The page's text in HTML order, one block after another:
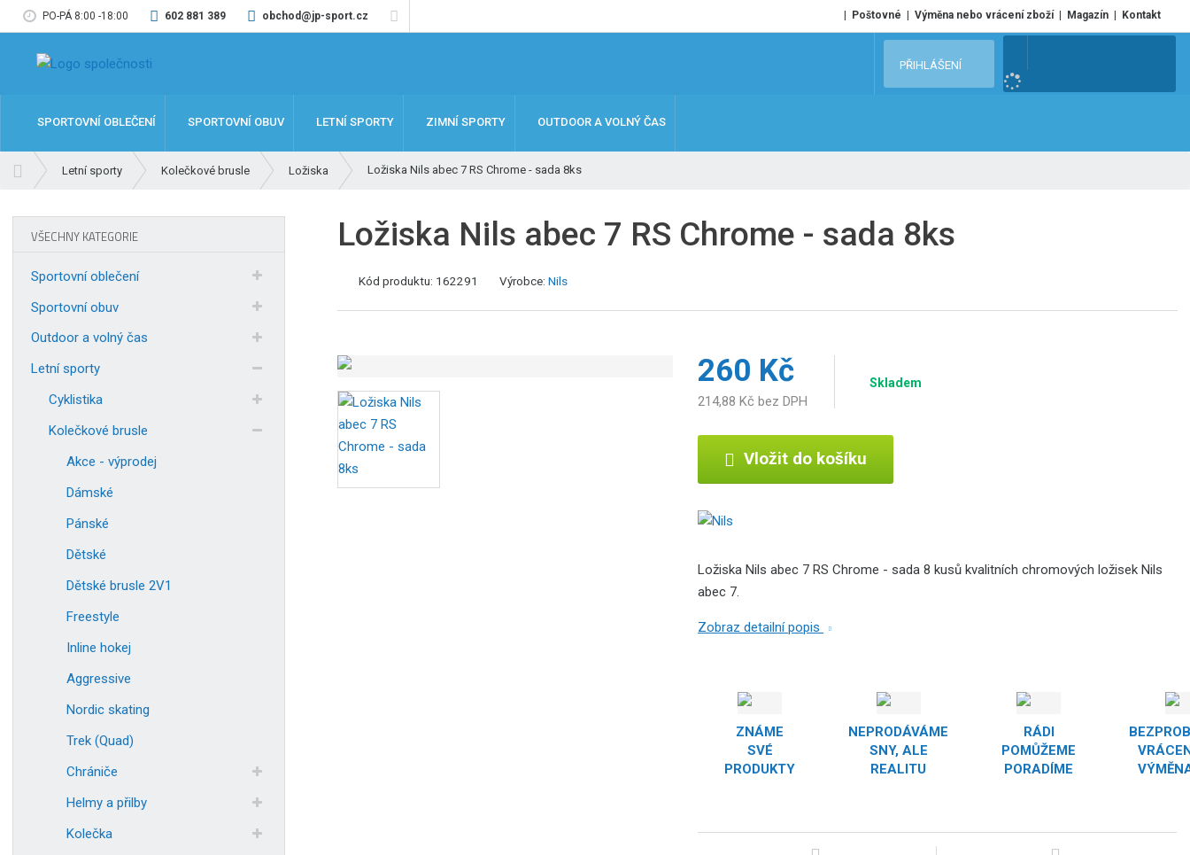
PO-PÁ 8:00 -18:00 602 881 389 obchod@jp-sport.cz Poštovné Výměna nebo vrácení zboží Magazín Kontakt
e
PŘIHLÁŠENÍ
SPORTOVNÍ OBLEČENÍ SPORTOVNÍ OBUV LETNÍ SPORTY ZIMNÍ SPORTY OUTDOOR A VOLNÝ ČAS
Letní sporty Kolečkové brusle Ložiska Ložiska Nils abec 7 RS Chrome - sada 8ks
Ložiska Nils abec 7 RS Chrome - sada 8ks
Kód produktu: 162291
K
Výrobce: Nils
260 Kč
214,88 Kč bez DPH
Skladem
Vložit do košíku
Ložiska Nils abec 7 RS Chrome - sada 8 kusů kvalitních chromových ložisek Nils
abec 7.
Zobraz detailní popis
ZNÁME
SVÉ
PRODUKTY
NEPRODÁVÁME
SNY, ALE
REALITU
RÁDI
POMŮŽEME
PORADÍME
VŠECHNY KATEGORIE
Sportovní oblečení
Sportovní obuv
Outdoor a volný čas
Letní sporty
Cyklistika
Kolečkové brusle
Akce - výprodej
Dámské
Pánské
Dětské
Dětské brusle 2V1
Freestyle
Inline hokej
Aggressive
Nordic skating
Trek (Quad)
Chrániče
Helmy a přilby
Kolečka